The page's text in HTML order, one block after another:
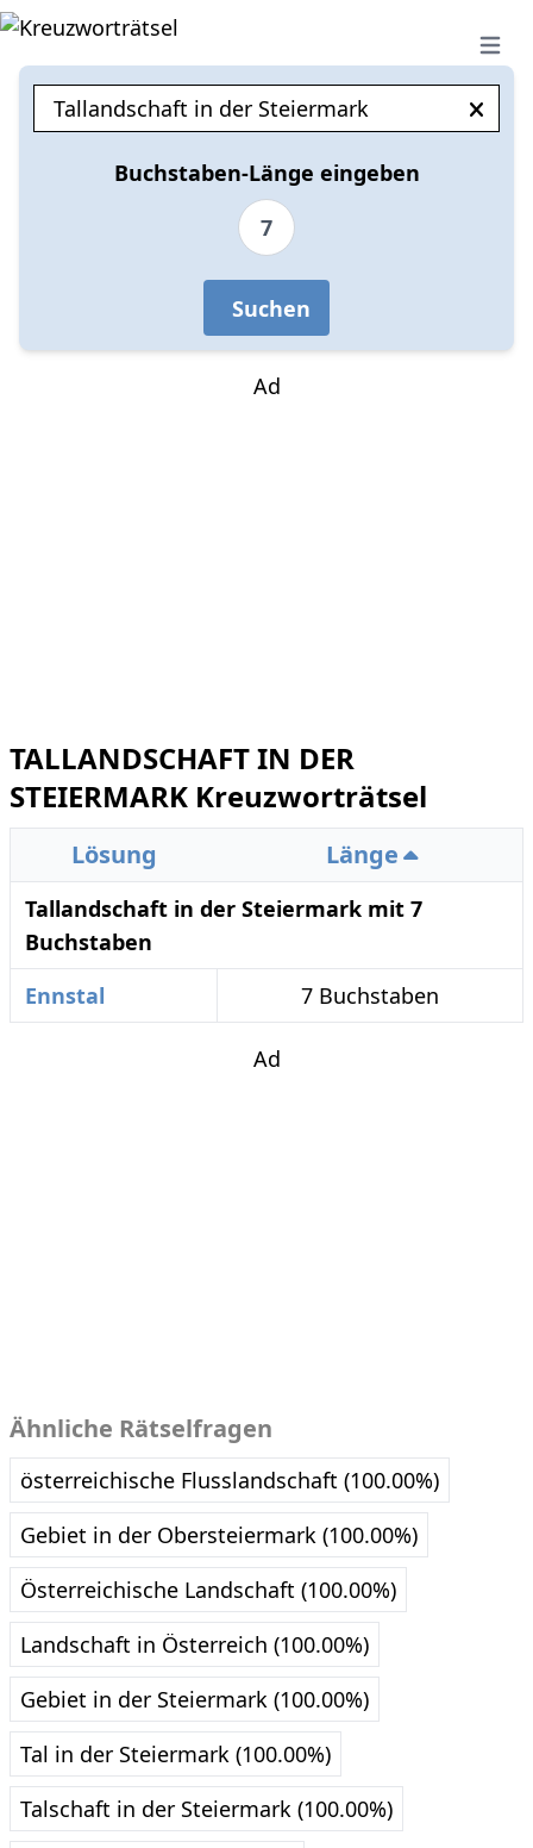
Open
Buchstaben-Länge eingeben
7
Suchen
Ad
TALLANDSCHAFT IN DER
STEIERMARK Kreuzworträtsel
Lösung Länge
Tallandschaft in der Steiermark mit 7
Buchstaben
Ennstal
7 Buchstaben
Ad
Ähnliche Rätselfragen
österreichische Flusslandschaft (100.00%)
Gebiet in der Obersteiermark (100.00%)
Österreichische Landschaft (100.00%)
Landschaft in Österreich (100.00%)
Gebiet in der Steiermark (100.00%)
Tal in der Steiermark (100.00%)
Talschaft in der Steiermark (100.00%)